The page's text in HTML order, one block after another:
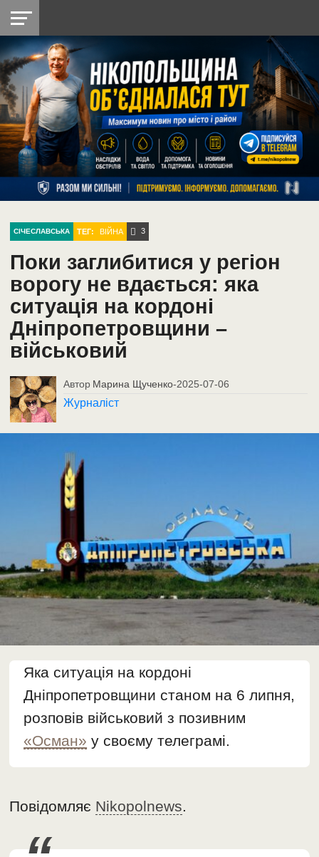
НІКОПОЛЬ
РАЙОН
СІЧЕСЛАВСЬКА
УКРАЇНА
РЕТРО
НІКОПОЛЬ
ЛАЙТ
УКРАЇНА
ДОПОМОГА
РАДІО
СІЧЕСЛАВСЬКА ТЕГ: ВІЙНА 3
Поки заглибитися у регіон
ворогу не вдається: яка
ситуація на кордоні
Дніпропетровщини –
військовий
Автор Марина Щученко-2025-07-06
Журналіст
Яка ситуація на кордоні
Дніпропетровщини станом на 6 липня,
розповів військовий з позивним
«Осман» у своєму телеграмі.
Повідомляє Nikopolnews.